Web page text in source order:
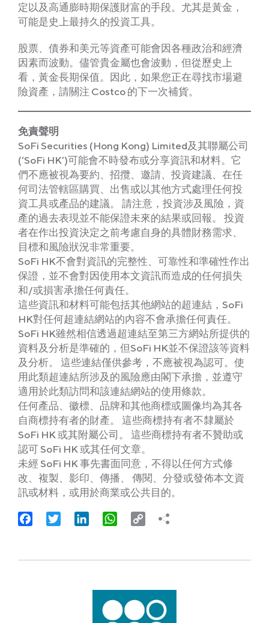
定以及高通膨時期保護財富的手段。尤其是黃金，
可能是史上最持久的投資工具。
股票、債券和美元等資產可能會因各種政治和經濟
因素而波動。儘管貴金屬也會波動，但從歷史上
看，黃金長期保值。因此，如果您正在尋找市場避
險資產，請關注 Costco 的下一次補貨。
免責聲明
SoFi Securities (Hong Kong) Limited及其聯屬公司
(‘SoFi HK’)可能會不時發布或分享資訊和材料。它
們不應被視為要約、招攬、邀請、投資建議、在任
何司法管轄區購買、出售或以其他方式處理任何投
資工具或產品的建議。 請注意，投資涉及風險，資
產的過去表現並不能保證未來的結果或回報。 投資
者在作出投資決定之前考慮自身的具體財務需求、
目標和風險狀況非常重要。
SoFi HK不會對資訊的完整性、可靠性和準確性作出
保證，並不會對因使用本文資訊而造成的任何損失
和/或損害承擔任何責任。
這些資訊和材料可能包括其他網站的超連結，SoFi
HK對任何超連結網站的內容不會承擔任何責任。
SoFi HK雖然相信透過超連結至第三方網站所提供的
資料及分析是準確的，但SoFi HK並不保證該等資料
及分析。 這些連結僅供參考，不應被視為認可。使
用此類超連結所涉及的風險應由閣下承擔，並遵守
適用於此類訪問和該連結網站的使用條款。
任何產品、徽標、品牌和其他商標或圖像均為其各
自商標持有者的財產。 這些商標持有者不隸屬於
SoFi HK 或其附屬公司。 這些商標持有者不贊助或
認可 SoFi HK 或其任何文章。
未經 SoFi HK 事先書面同意，不得以任何方式修
改、複製、影印、傳播、 傳閱、分發或發佈本文資
訊或材料，或用於商業或公共目的。
FacebookTwitter LinkedInWhatsApp
Copy